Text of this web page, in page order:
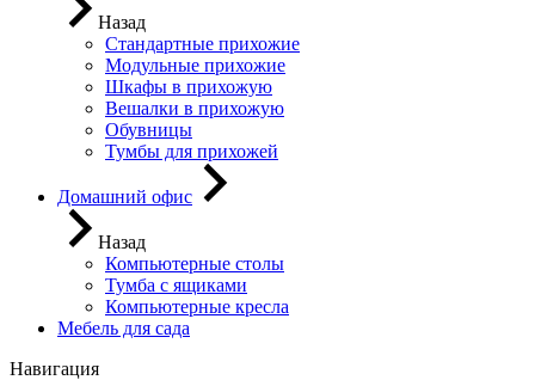
Назад
Стандартные прихожие
Модульные прихожие
Шкафы в прихожую
Вешалки в прихожую
Обувницы
Тумбы для прихожей
Домашний офис
Назад
Компьютерные столы
Тумба с ящиками
Компьютерные кресла
Мебель для сада
Навигация